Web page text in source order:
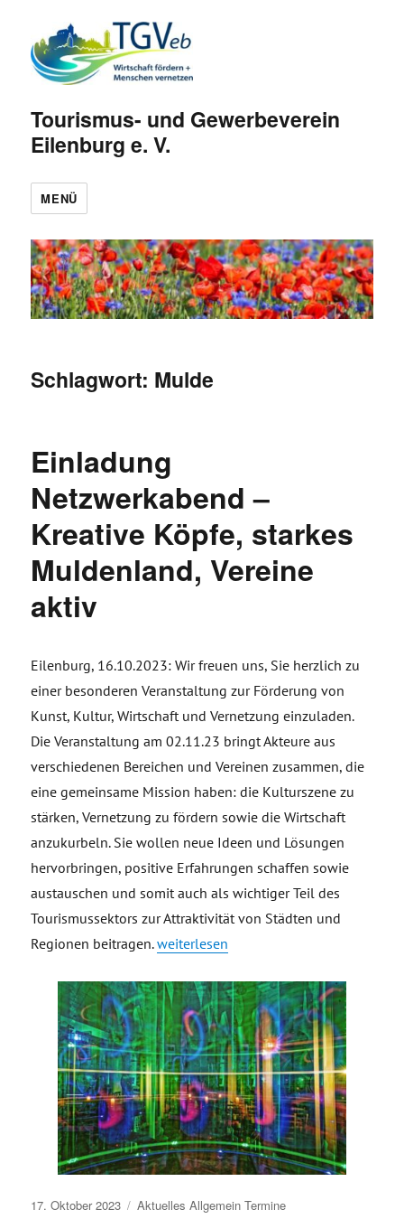
Tourismus- und Gewerbeverein
Eilenburg e. V.
MENÜ
Schlagwort: Mulde
Einladung
Netzwerkabend –
Kreative Köpfe, starkes
Muldenland, Vereine
aktiv
Eilenburg, 16.10.2023: Wir freuen uns, Sie herzlich zu
einer besonderen Veranstaltung zur Förderung von
Kunst, Kultur, Wirtschaft und Vernetzung einzuladen.
Die Veranstaltung am 02.11.23 bringt Akteure aus
verschiedenen Bereichen und Vereinen zusammen, die
eine gemeinsame Mission haben: die Kulturszene zu
stärken, Vernetzung zu fördern sowie die Wirtschaft
anzukurbeln. Sie wollen neue Ideen und Lösungen
hervorbringen, positive Erfahrungen schaffen sowie
austauschen und somit auch als wichtiger Teil des
Tourismussektors zur Attraktivität von Städten und
Regionen beitragen.„Einladung Netzwerkabend – Kreative
weiterlesen
Veröffentlicht
17. Oktober 2023 Aktuelles Allgemein Termine